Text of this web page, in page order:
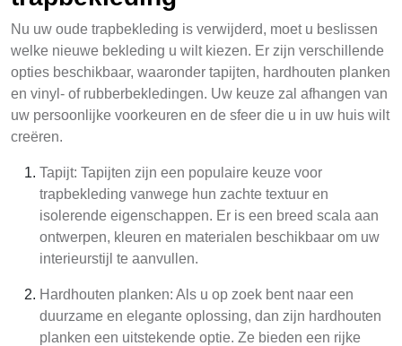
Nu uw oude trapbekleding is verwijderd, moet u beslissen
welke nieuwe bekleding u wilt kiezen. Er zijn verschillende
opties beschikbaar, waaronder tapijten, hardhouten planken
en vinyl- of rubberbekledingen. Uw keuze zal afhangen van
uw persoonlijke voorkeuren en de sfeer die u in uw huis wilt
creëren.
Tapijt: Tapijten zijn een populaire keuze voor
trapbekleding vanwege hun zachte textuur en
isolerende eigenschappen. Er is een breed scala aan
ontwerpen, kleuren en materialen beschikbaar om uw
interieurstijl te aanvullen.
Hardhouten planken: Als u op zoek bent naar een
duurzame en elegante oplossing, dan zijn hardhouten
planken een uitstekende optie. Ze bieden een rijke